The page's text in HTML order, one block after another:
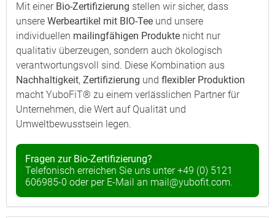
Mit einer Bio-Zertifizierung stellen wir sicher, dass
unsere Werbeartikel mit BIO-Tee und unsere
individuellen mailingfähigen Produkte nicht nur
qualitativ überzeugen, sondern auch ökologisch
verantwortungsvoll sind. Diese Kombination aus
Nachhaltigkeit, Zertifizierung und flexibler Produktion
macht YuboFiT® zu einem verlässlichen Partner für
Unternehmen, die Wert auf Qualität und
Umweltbewusstsein legen.
Fragen zur Bio-Zertifizierung?
Telefonisch erreichen Sie uns unter+49 (0) 5121
606985-0 oder per E-Mail an mail@yubofit.com.